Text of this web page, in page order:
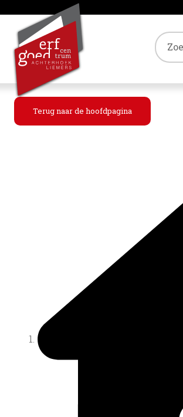
Terug naar de hoofdpagina